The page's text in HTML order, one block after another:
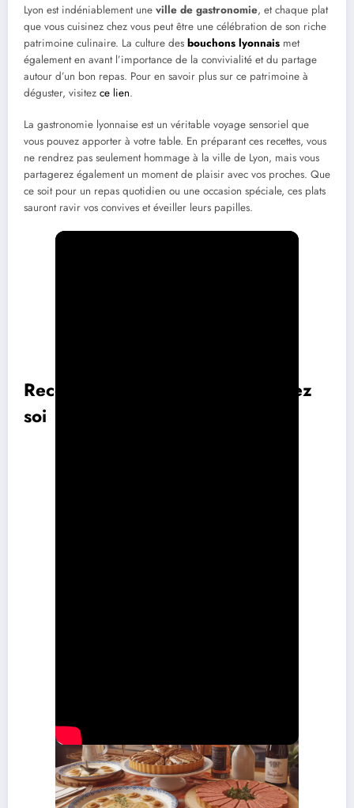
Lyon est indéniablement une ville de gastronomie, et chaque plat
que vous cuisinez chez vous peut être une célébration de son riche
patrimoine culinaire. La culture des bouchons lyonnais met
également en avant l’importance de la convivialité et du partage
autour d’un bon repas. Pour en savoir plus sur ce patrimoine à
déguster, visitez ce lien.
La gastronomie lyonnaise est un véritable voyage sensoriel que
vous pouvez apporter à votre table. En préparant ces recettes, vous
ne rendrez pas seulement hommage à la ville de Lyon, mais vous
partagerez également un moment de plaisir avec vos proches. Que
ce soit pour un repas quotidien ou une occasion spéciale, ces plats
sauront ravir vos convives et éveiller leurs papilles.
Recettes lyonnaises à essayer chez
soi